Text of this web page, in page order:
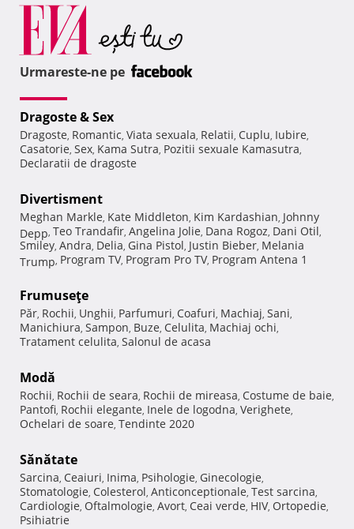
Urmareste-ne pe
Dragoste & Sex
Dragoste, Romantic, Viata sexuala, Relatii, Cuplu, Iubire,
Casatorie, Sex, Kama Sutra, Pozitii sexuale Kamasutra,
Declaratii de dragoste
Divertisment
Meghan Markle, Kate Middleton, Kim Kardashian, Johnny
Depp, Teo Trandafir, Angelina Jolie, Dana Rogoz, Dani Otil,
Smiley, Andra, Delia, Gina Pistol, Justin Bieber, Melania
Trump, Program TV, Program Pro TV, Program Antena 1
Frumuseţe
Păr, Rochii, Unghii, Parfumuri, Coafuri, Machiaj, Sani,
Manichiura, Sampon, Buze, Celulita, Machiaj ochi,
Tratament celulita, Salonul de acasa
Modă
Rochii, Rochii de seara, Rochii de mireasa, Costume de baie,
Pantofi, Rochii elegante, Inele de logodna, Verighete,
Ochelari de soare, Tendinte 2020
Sănătate
Sarcina, Ceaiuri, Inima, Psihologie, Ginecologie,
Stomatologie, Colesterol, Anticonceptionale, Test sarcina,
Cardiologie, Oftalmologie, Avort, Ceai verde, HIV, Ortopedie,
Psihiatrie